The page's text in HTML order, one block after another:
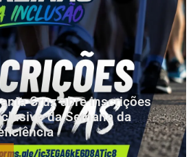
Cruz abre inscrições
da Semana da